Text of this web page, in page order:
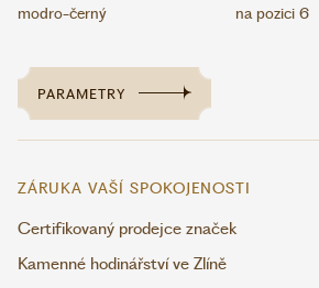
modro-černý na pozici 6
PARAMETRY
ZÁRUKA VAŠÍ SPOKOJENOSTI
Certifikovaný prodejce značek
Kamenné hodinářství ve Zlíně